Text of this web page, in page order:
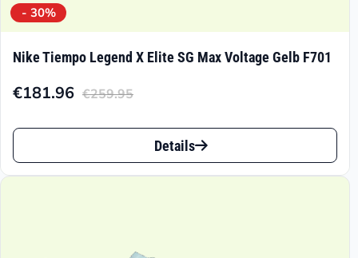
- 30%
Nike Tiempo Legend X Elite SG Max Voltage Gelb F701
€259.95
Ursprünglicher
Preis
€259.95
€181.96
Aktueller
Preis
€181.96.
Dieses
Produkt
Details